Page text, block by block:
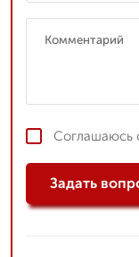
Соглашаюсь
Задать